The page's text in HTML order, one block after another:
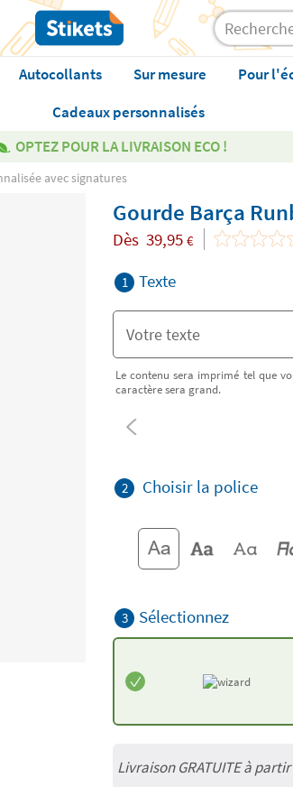
Autocollants Sur mesure Pour
Cadeaux personnalisés
OPTEZ POUR LA LIVRAISON ECO !
avec signatures
Gourde Barça
Dès 39,95 €
1 Texte
Le contenu sera imprimé tel que
caractère sera grand.
2 Choisir la police
3 Sélectionnez
Livraison GRATUITE à